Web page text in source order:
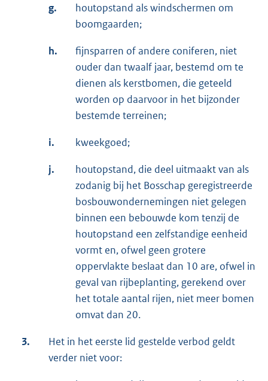
g.
houtopstand als windschermen om
boomgaarden;
h.
fijnsparren of andere coniferen, niet
ouder dan twaalf jaar, bestemd om te
dienen als kerstbomen, die geteeld
worden op daarvoor in het bijzonder
bestemde terreinen;
i. kweekgoed;
j.
houtopstand, die deel uitmaakt van als
zodanig bij het Bosschap geregistreerde
bosbouwondernemingen niet gelegen
binnen een bebouwde kom tenzij de
houtopstand een zelfstandige eenheid
vormt en, ofwel geen grotere
oppervlakte beslaat dan 10 are, ofwel in
geval van rijbeplanting, gerekend over
het totale aantal rijen, niet meer bomen
omvat dan 20.
3.
Het in het eerste lid gestelde verbod geldt
verder niet voor: